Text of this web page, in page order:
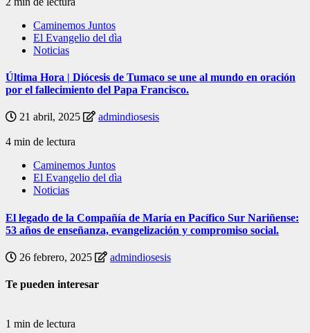
Caminemos Juntos
El Evangelio del dìa
Noticias
Última Hora | Diócesis de Tumaco se une al mundo en oración
por el fallecimiento del Papa Francisco.
21 abril, 2025 admindiosesis
4 min de lectura
Caminemos Juntos
El Evangelio del dìa
Noticias
El legado de la Compañía de María en Pacífico Sur Nariñense:
53 años de enseñanza, evangelización y compromiso social.
26 febrero, 2025 admindiosesis
Te pueden interesar
1 min de lectura